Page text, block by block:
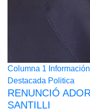
Columna 1
Destacada Politica
RENUNCIÓ
SANTILLI